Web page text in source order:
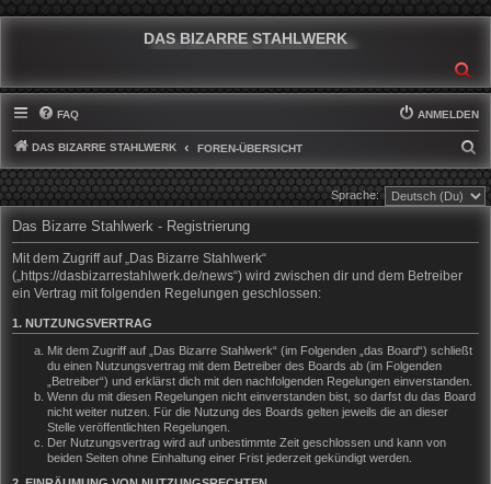
DAS BIZARRE STAHLWERK
FAQ ANMELDEN
DAS BIZARRE STAHLWERK FOREN-ÜBERSICHT
U
C
Sprache:
Das Bizarre Stahlwerk - Registrierung
Mit dem Zugriff auf „Das Bizarre Stahlwerk“
(„https://dasbizarrestahlwerk.de/news“) wird zwischen dir und dem Betreiber
ein Vertrag mit folgenden Regelungen geschlossen:
1. NUTZUNGSVERTRAG
Mit dem Zugriff auf „Das Bizarre Stahlwerk“ (im Folgenden „das Board“) schließt
du einen Nutzungsvertrag mit dem Betreiber des Boards ab (im Folgenden
„Betreiber“) und erklärst dich mit den nachfolgenden Regelungen einverstanden.
Wenn du mit diesen Regelungen nicht einverstanden bist, so darfst du das Board
nicht weiter nutzen. Für die Nutzung des Boards gelten jeweils die an dieser
Stelle veröffentlichten Regelungen.
Der Nutzungsvertrag wird auf unbestimmte Zeit geschlossen und kann von
beiden Seiten ohne Einhaltung einer Frist jederzeit gekündigt werden.